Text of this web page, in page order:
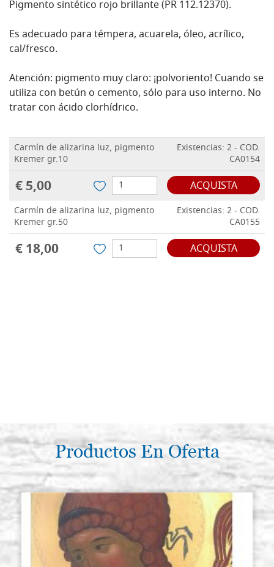
Pigmento sintético rojo brillante (PR 112.12370).
Es adecuado para témpera, acuarela, óleo, acrílico,
cal/fresco.
Atención: pigmento muy claro: ¡polvoriento! Cuando se
utiliza con betún o cemento, sólo para uso interno. No
tratar con ácido clorhídrico.
Carmín de alizarina luz, pigmento
Kremer gr.10
Existencias: 2 - COD.
CA0154
€ 5,00 ACQUISTA
Carmín de alizarina luz, pigmento
Kremer gr.50
Existencias: 2 - COD.
CA0155
€ 18,00 ACQUISTA
Productos En Oferta